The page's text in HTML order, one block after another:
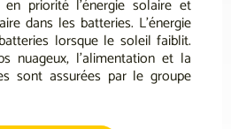
priorité l’énergie solaire et
dans les batteries. L’énergie
lorsque le soleil faiblit.
nuageux, l’alimentation et la
sont assurées par le groupe